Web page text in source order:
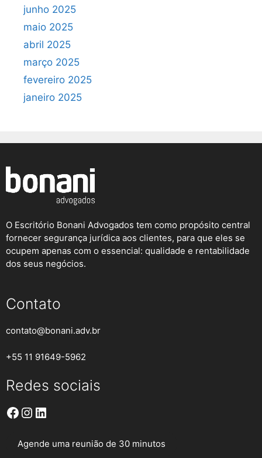
junho 2025
maio 2025
abril 2025
março 2025
fevereiro 2025
janeiro 2025
O Escritório Bonani Advogados tem como propósito central
fornecer segurança jurídica aos clientes, para que eles se
ocupem apenas com o essencial: qualidade e rentabilidade
dos seus negócios.
Contato
contato@bonani.adv.br
+55 11 91649-5962
Redes sociais
Facebook Instagram LinkedIn
Agende uma reunião de 30 minutos